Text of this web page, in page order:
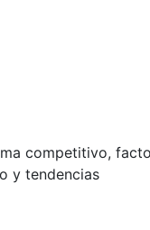
competitivo,
y tendencias